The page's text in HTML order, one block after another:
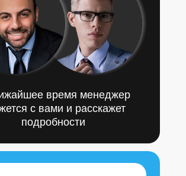
время менеджер
с вами и расскажет
подробности